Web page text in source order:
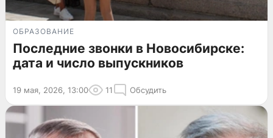
ОБРАЗОВАНИЕ
Последние звонки в Новосибирске:
дата и число выпускников
19 мая, 2026, 13:00 11 Обсудить